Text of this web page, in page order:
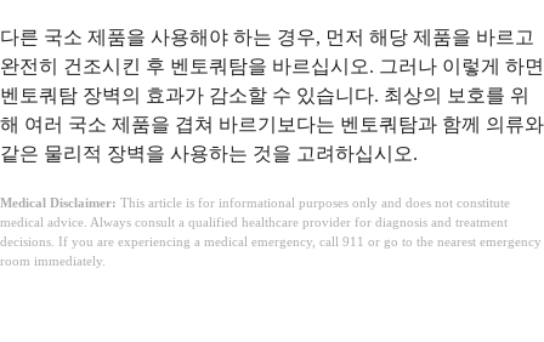
다른 국소 제품을 사용해야 하는 경우, 먼저 해당 제품을 바르고
완전히 건조시킨 후 벤토쿼탐을 바르십시오. 그러나 이렇게 하면
벤토쿼탐 장벽의 효과가 감소할 수 있습니다. 최상의 보호를 위
해 여러 국소 제품을 겹쳐 바르기보다는 벤토쿼탐과 함께 의류와
같은 물리적 장벽을 사용하는 것을 고려하십시오.
Medical Disclaimer: This article is for informational purposes only and does not constitute
medical advice. Always consult a qualified healthcare provider for diagnosis and treatment
decisions. If you are experiencing a medical emergency, call 911 or go to the nearest emergency
room immediately.